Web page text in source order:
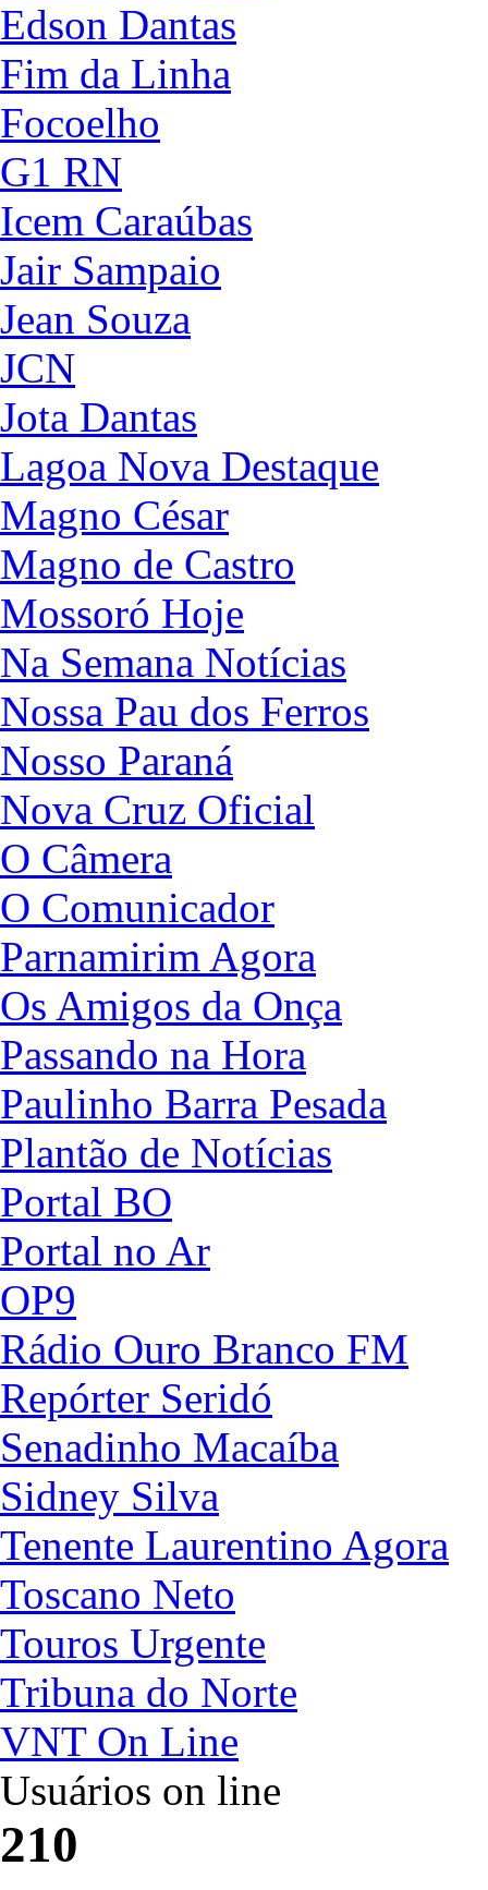
Edson Dantas
Fim da Linha
Focoelho
G1 RN
Icem Caraúbas
Jair Sampaio
Jean Souza
JCN
Jota Dantas
Lagoa Nova Destaque
Magno César
Magno de Castro
Mossoró Hoje
Na Semana Notícias
Nossa Pau dos Ferros
Nosso Paraná
Nova Cruz Oficial
O Câmera
O Comunicador
Parnamirim Agora
Os Amigos da Onça
Passando na Hora
Paulinho Barra Pesada
Plantão de Notícias
Portal BO
Portal no Ar
OP9
Rádio Ouro Branco FM
Repórter Seridó
Senadinho Macaíba
Sidney Silva
Tenente Laurentino Agora
Toscano Neto
Touros Urgente
Tribuna do Norte
VNT On Line
Usuários on line
210